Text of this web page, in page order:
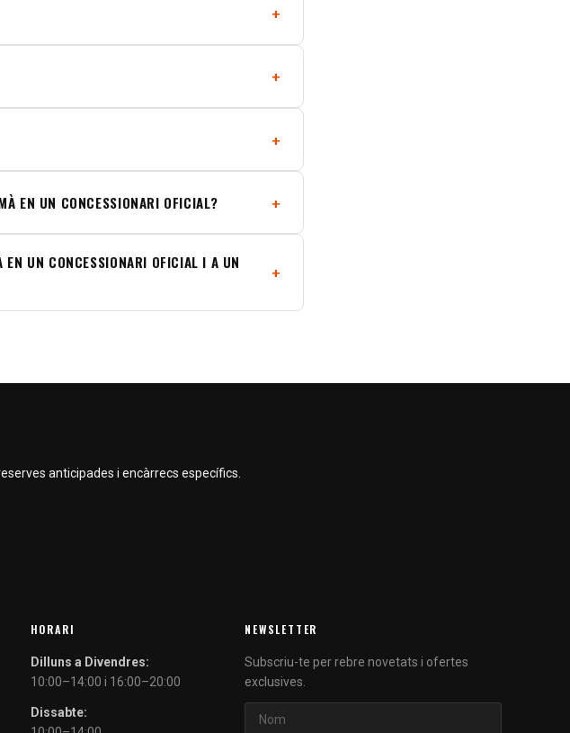
EN UN CONCESSIONARI OFICIAL?
UN CONCESSIONARI OFICIAL I A UN
anticipades i encàrrecs específics.
HORARI
Dilluns a Divendres:
10:00–14:00 i 16:00–20:00
Dissabte:
NEWSLETTER
Subscriu-te per rebre novetats i ofertes
exclusives.